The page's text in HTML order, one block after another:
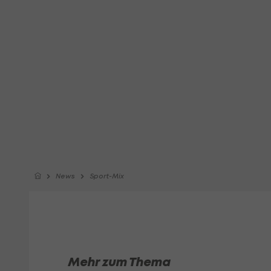
News Sport-Mix
Mehr zum Thema